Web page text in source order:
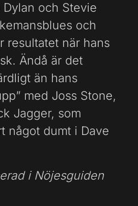
och Stevie
och
resultatet när hans
Ändå är det
än hans
med Joss Stone,
Jagger, som
något dumt i Dave
i Nöjesguiden